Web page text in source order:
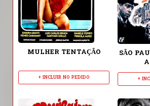
MULHER TENTAÇÃO
+ INCLUIR NO PEDIDO
SÃO
+